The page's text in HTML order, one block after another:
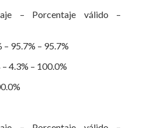
– Porcentaje válido –
– 95.7% – 95.7%
4.3% – 100.0%